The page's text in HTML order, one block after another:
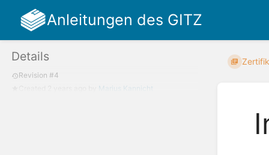
Anleitungen des GITZ
Details
Revision #4
Marius Kannicht